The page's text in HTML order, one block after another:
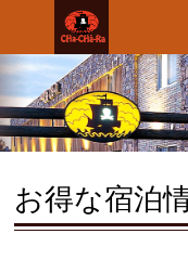
お得な宿泊